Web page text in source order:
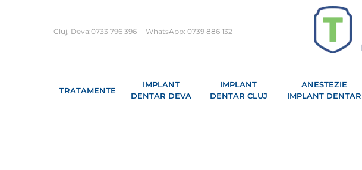
Cluj, Deva:0733 796 396 WhatsApp: 0739 886 132
TRATAMENTE
IMPLANT
DENTAR DEVA
IMPLANT
DENTAR CLUJ
ANESTEZIE
IMPLANT DENTAR